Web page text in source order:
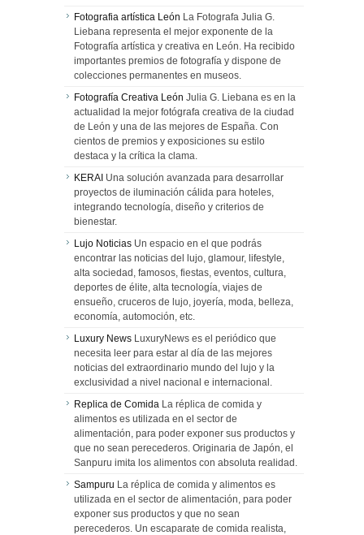
Fotografia artística León La Fotografa Julia G.
Liebana representa el mejor exponente de la
Fotografía artística y creativa en León. Ha recibido
importantes premios de fotografía y dispone de
colecciones permanentes en museos.
Fotografía Creativa León Julia G. Liebana es en la
actualidad la mejor fotógrafa creativa de la ciudad
de León y una de las mejores de España. Con
cientos de premios y exposiciones su estilo
destaca y la crítica la clama.
KERAI Una solución avanzada para desarrollar
proyectos de iluminación cálida para hoteles,
integrando tecnología, diseño y criterios de
bienestar.
Lujo Noticias Un espacio en el que podrás
encontrar las noticias del lujo, glamour, lifestyle,
alta sociedad, famosos, fiestas, eventos, cultura,
deportes de élite, alta tecnología, viajes de
ensueño, cruceros de lujo, joyería, moda, belleza,
economía, automoción, etc.
Luxury News LuxuryNews es el periódico que
necesita leer para estar al día de las mejores
noticias del extraordinario mundo del lujo y la
exclusividad a nivel nacional e internacional.
Replica de Comida La réplica de comida y
alimentos es utilizada en el sector de
alimentación, para poder exponer sus productos y
que no sean perecederos. Originaria de Japón, el
Sanpuru imita los alimentos con absoluta realidad.
Sampuru La réplica de comida y alimentos es
utilizada en el sector de alimentación, para poder
exponer sus productos y que no sean
perecederos. Un escaparate de comida realista,